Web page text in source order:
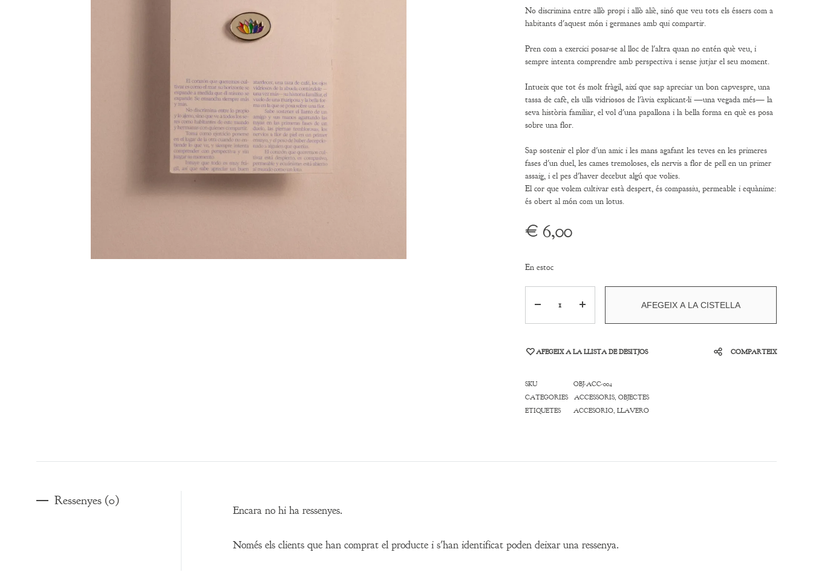
No discrimina entre allò propi i allò aliè, sinó que veu tots els éssers com a
habitants d'aquest món i germanes amb qui compartir.
Pren com a exercici posar-se al lloc de l'altra quan no entén què veu, i
sempre intenta comprendre amb perspectiva i sense jutjar el seu moment.
Intueix que tot és molt fràgil, així que sap apreciar un bon capvespre, una
tassa de cafè, els ulls vidriosos de l'àvia explicant-li —una vegada més— la
seva història familiar, el vol d'una papallona i la bella forma en què es posa
sobre una flor.
Sap sostenir el plor d'un amic i les mans agafant les teves en les primeres
fases d'un duel, les cames tremoloses, els nervis a flor de pell en un primer
assaig, i el pes d'haver decebut algú que volies.
El cor que volem cultivar està despert, és compassiu, permeable i equànime:
és obert al món com un lotus.
€6,00
En estoc
AFEGEIX A LA CISTELLA
AFEGEIX A LA LLISTA DE DESITJOS COMPARTEIX
SKU
OBJ-ACC-004
CATEGORIES
ACCESSORIS, OBJECTES
ETIQUETES
ACCESORIO, LLAVERO
Ressenyes (0)
Encara no hi ha ressenyes.
Només els clients que han comprat el producte i s'han identificat poden deixar una ressenya.